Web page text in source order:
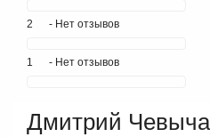
2 - Нет отзывов
1 - Нет отзывов
Дмитрий